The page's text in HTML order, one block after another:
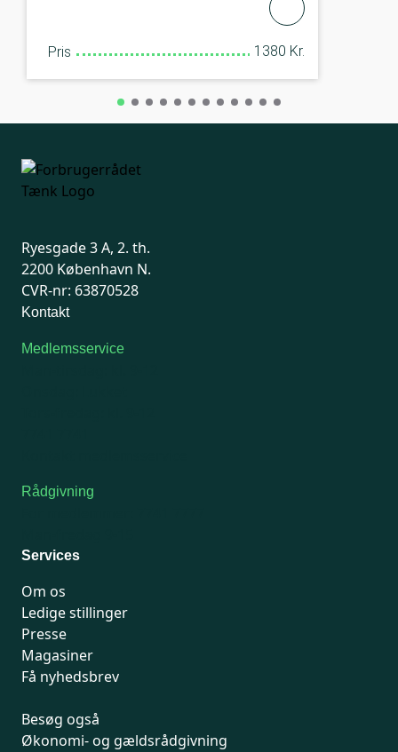
Pris 1380 Kr.
Ryesgade 3 A, 2. th.
2200 København N.
CVR-nr: 63870528
Kontakt
Medlemsservice
Rådgivning
Services
Om os
Ledige stillinger
Presse
Magasiner
Få nyhedsbrev
Besøg også
Økonomi- og gældsrådgivning